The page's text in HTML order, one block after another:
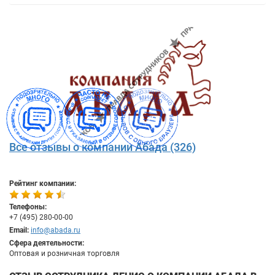
Все отзывы о компании Абада (326)
Рейтинг компании:
Телефоны:
+7 (495) 280-00-00
Email: info@abada.ru
Сфера деятельности:
Оптовая и розничная торговля